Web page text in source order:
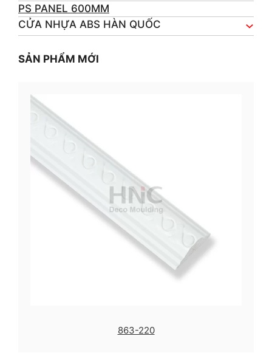
PS PANEL 600MM
CỬA NHỰA ABS HÀN QUỐC
SẢN PHẨM MỚI
863-220